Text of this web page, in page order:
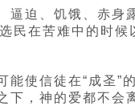
迫、饥饿、赤身
民在苦难中的时
使信徒在“成圣”
，神的爱都不会